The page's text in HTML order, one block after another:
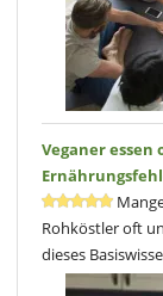
Veganer
Rohköstler oft
dieses